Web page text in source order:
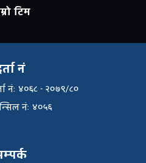
टिम
नं
नंः ४०६८ - २०७९/८०
नंः ४०५६